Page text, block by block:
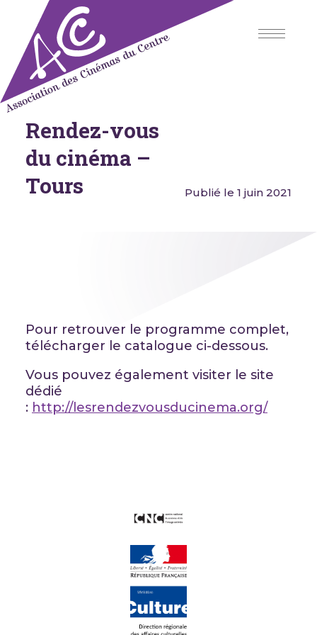
content
Association des Cinémas du
Centre
Rendez-vous
du cinéma –
Tours
Publié le 1 juin 2021
Pour retrouver le programme complet,
télécharger le catalogue ci-dessous.
Vous pouvez également visiter le site
dédié
: http://lesrendezvousducinema.org/